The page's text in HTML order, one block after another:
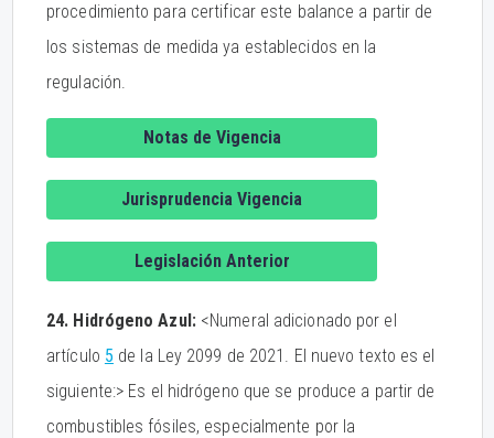
procedimiento para certificar este balance a partir de
los sistemas de medida ya establecidos en la
regulación.
Notas de Vigencia
Jurisprudencia Vigencia
Legislación Anterior
24. Hidrógeno Azul:<Numeral adicionado por el
artículo 5 de la Ley 2099 de 2021. El nuevo texto es el
siguiente:> Es el hidrógeno que se produce a partir de
combustibles fósiles, especialmente por la